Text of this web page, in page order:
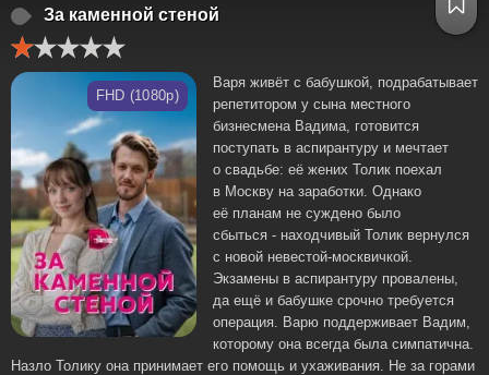
За каменной стеной
FHD (1080p)
Варя живёт с бабушкой, подрабатывает
репетитором у сына местного
бизнесмена Вадима, готовится
поступать в аспирантуру и мечтает
о свадьбе: её жених Толик поехал
в Москву на заработки. Однако
её планам не суждено было
сбыться - находчивый Толик вернулся
с новой невестой-москвичкой.
Экзамены в аспирантуру провалены,
да ещё и бабушке срочно требуется
операция. Варю поддерживает Вадим,
которому она всегда была симпатична.
Назло Толику она принимает его помощь и ухаживания. Не за горами